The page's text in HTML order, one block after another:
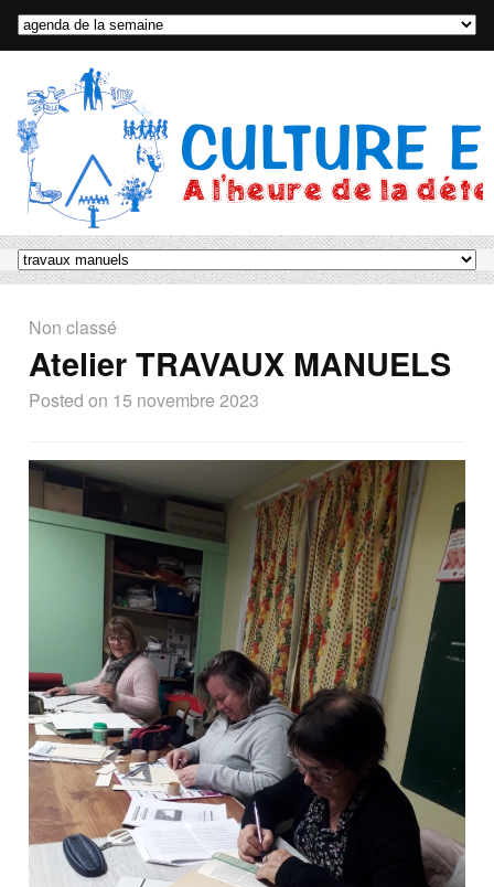
Non classé
Atelier TRAVAUX MANUELS
Posted on 15 novembre 2023